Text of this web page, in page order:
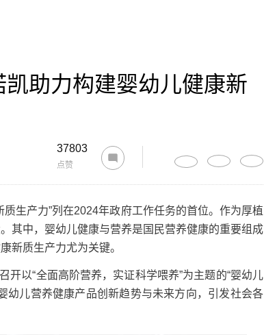
助力构建婴幼儿健康新
37803
点赞
产力”列在2024年政府工作任务的首位。作为厚植
其中，婴幼儿健康与营养是国民营养健康的重要组成
新质生产力尤为关键。
以“全面高阶营养，实证科学喂养”为主题的“婴幼儿
幼儿营养健康产品创新趋势与未来方向，引发社会各